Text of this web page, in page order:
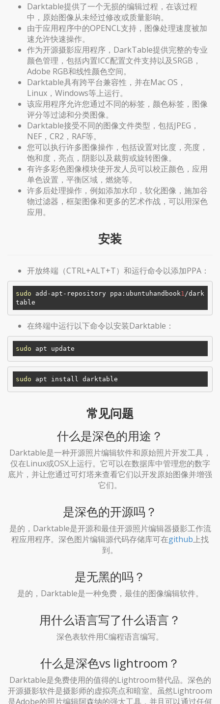
Darktable提供了一个无损的编辑过程，在该过程
中，原始图像从未经过修改或质量影响。
由于应用程序中的OPENCL支持，图像处理速度被加
速允许快速操作。
作为开源摄影应用程序，DarkTable提供完整的专业
颜色管理，包括内置ICC配置文件支持以及SRGB，
Adobe RGB和线性颜色空间。
Darktable具有跨平台兼容性，并在Mac OS，
Linux，Windows等上运行。
该应用程序允许您通过不同的标签，颜色标签，图像
评分等过滤和分类图像。
Darktable接受不同的图像文件类型，包括JPEG，
NEF，CR2，RAF等。
您可以执行许多图像操作，包括设置对比度，亮度，
饱和度，亮点，阴影以及裁剪或旋转图像。
有许多彩色图像模块使开发人员可以校正颜色，应用
单色设置，平衡区域，燃烧等。
许多后处理操作，例如添加水印，软化图像，施加谷
物过滤器，框架图像和更多的艺术作战，可以用深色
应用。
安装
开放终端（CTRL+ALT+T）和运行命令以添加PPA：
sudo add-apt-repository ppa:ubuntuhandbook1 /dark
在终端中运行以下命令以安装Darktable：
sudo
sudo
常见问题
什么是深色的用途？
Darktable是一种开源照片编辑软件和原始照片开发工具，
仅在Linux或OSX上运行。它可以在数据库中管理您的数字
底片，并让您通过可灯塔来查看它们以开发原始图像并增强
它们。
是深色的开源吗？
是的，Darktable是开源和最佳开源照片编辑器摄影工作流
程应用程序。深色图片编辑源代码存储库可在github上找
到。
是无黑的吗？
是的，Darktable是一种免费，最佳的图像编辑软件。
用什么语言写了什么语言？
深色表软件用C编程语言编写。
什么是深色vs lightroom？
Darktable是免费使用的值得的Lightroom替代品。深色的
开源摄影软件是摄影师的虚拟亮点和暗室。虽然Lightroom
是Adobe的照片编辑阿森纳的强大工具，并且可以通过任何